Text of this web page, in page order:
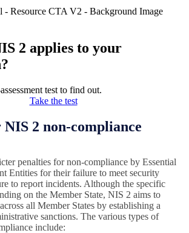
2 applies to your
test to find out.
Take the test
2 non-compliance
penalties for non-compliance by Essential
Entities for their failure to meet security
to report incidents. Although the specific
on the Member State, NIS 2 aims to
all Member States by establishing a
sanctions. The various types of
include: